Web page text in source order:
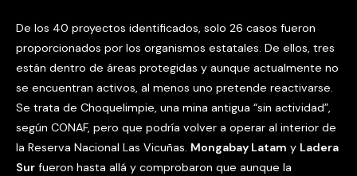
De los 40 proyectos identificados, solo 26 casos fueron
proporcionados por los organismos estatales. De ellos, tres
están dentro de áreas protegidas y aunque actualmente no
se encuentran activos, al menos uno pretende reactivarse.
Se trata de Choquelimpie, una mina antigua “sin actividad”,
según CONAF, pero que podría volver a operar al interior de
la Reserva Nacional Las Vicuñas. Mongabay Latam y Ladera
Sur fueron hasta allá y comprobaron que aunque la